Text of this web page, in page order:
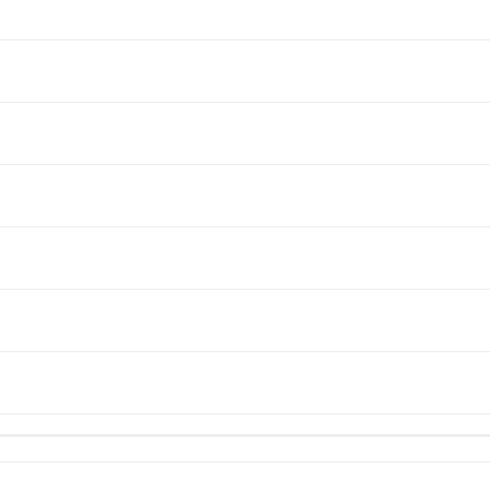
01 Ottobre
01 Ottobre
01 Ottobre
01 Ottobre
01 Ottobre
01 Ottobre
01 Ottobre
01 Ottobre
03 Novembre
03 Novembre
03 Novembre
03 Novembre
03 Novembre
03 Novembre
03 Novembre
03 Novembre
03 Novembre
03 Novembre
03 Novembre